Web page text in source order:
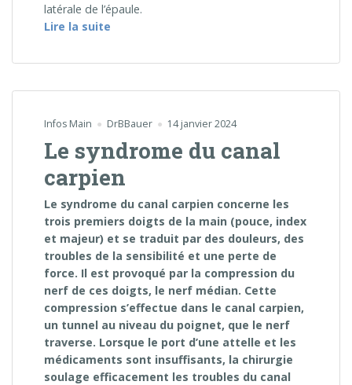
latérale de l’épaule.
Lire la suite
Infos Main DrBBauer 14 janvier 2024
Le syndrome du canal
carpien
Le syndrome du canal carpien concerne les
trois premiers doigts de la main (pouce, index
et majeur) et se traduit par des douleurs, des
troubles de la sensibilité et une perte de
force. Il est provoqué par la compression du
nerf de ces doigts, le nerf médian. Cette
compression s’effectue dans le canal carpien,
un tunnel au niveau du poignet, que le nerf
traverse. Lorsque le port d’une attelle et les
médicaments sont insuffisants, la chirurgie
soulage efficacement les troubles du canal